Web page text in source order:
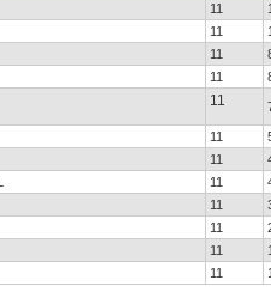
11
11
11
11
11
11
11
11
11
11
11
11